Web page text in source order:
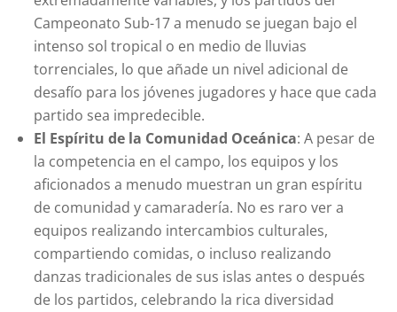
Campeonato Sub-17 a menudo se juegan bajo el
intenso sol tropical o en medio de lluvias
torrenciales, lo que añade un nivel adicional de
desafío para los jóvenes jugadores y hace que cada
partido sea impredecible.
El Espíritu de la Comunidad Oceánica: A pesar de
la competencia en el campo, los equipos y los
aficionados a menudo muestran un gran espíritu
de comunidad y camaradería. No es raro ver a
equipos realizando intercambios culturales,
compartiendo comidas, o incluso realizando
danzas tradicionales de sus islas antes o después
de los partidos, celebrando la rica diversidad